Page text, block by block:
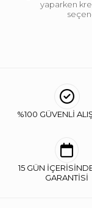
yaparken
%100 GÜVENLİ
15 GÜN
GARANTİSİ